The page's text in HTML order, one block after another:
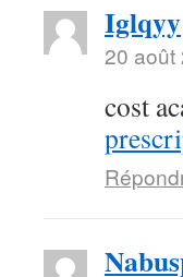
Iglqyy
20 août
cost